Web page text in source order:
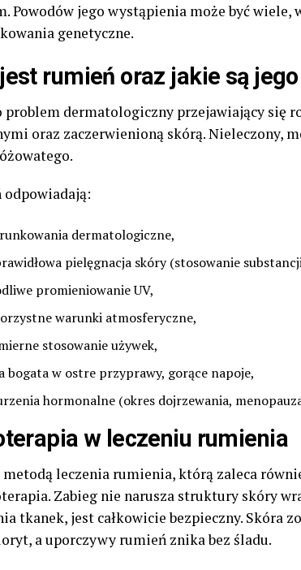
Powodów jego wystąpienia może być wiele,
genetyczne.
rumień oraz jakie są
problem dermatologiczny przejawiający się
oraz zaczerwienioną skórą. Nieleczony,
odpowiadają:
dermatologiczne,
pielęgnacja skóry (stosowanie
promieniowanie UV,
warunki atmosferyczne,
stosowanie używek,
bogata w ostre przyprawy, gorące napoje,
hormonalne (okres dojrzewania,
w leczeniu rumienia
metodą leczenia rumienia, którą zaleca
Zabieg nie narusza struktury skóry
tkanek, jest całkowicie bezpieczny. Skóra
a uporczywy rumień znika bez śladu.